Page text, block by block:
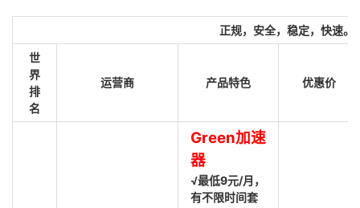
正规，安全，稳定，快速。
世
界
排
名
运营商 产品特色 优惠价
Green加速
器
√最低9元/月，
有不限时间套